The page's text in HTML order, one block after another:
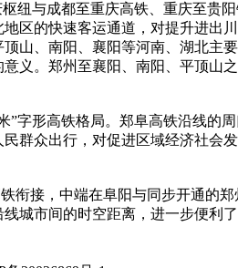
与成都至重庆高铁、重庆至贵
区的快速客运通道，对提升进出
山、南阳、襄阳等河南、湖北主
义。郑州至襄阳、南阳、平顶山
形高铁格局。郑阜高铁沿线的周
群众出行，对促进区域经济社会
接，中端在阜阳与同步开通的
城市间的时空距离，进一步便利